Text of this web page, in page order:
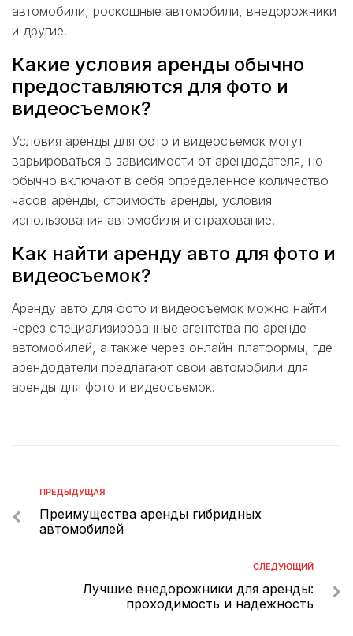
автомобили, роскошные автомобили, внедорожники
и другие.
Какие условия аренды обычно
предоставляются для фото и
видеосъемок?
Условия аренды для фото и видеосъемок могут
варьироваться в зависимости от арендодателя, но
обычно включают в себя определенное количество
часов аренды, стоимость аренды, условия
использования автомобиля и страхование.
Как найти аренду авто для фото и
видеосъемок?
Аренду авто для фото и видеосъемок можно найти
через специализированные агентства по аренде
автомобилей, а также через онлайн-платформы, где
арендодатели предлагают свои автомобили для
аренды для фото и видеосъемок.
ПРЕДЫДУЩАЯ
Преимущества аренды гибридных
автомобилей
СЛЕДУЮЩИЙ
Лучшие внедорожники для аренды:
проходимость и надежность